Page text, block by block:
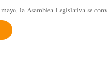
la Asamblea Legislativa se